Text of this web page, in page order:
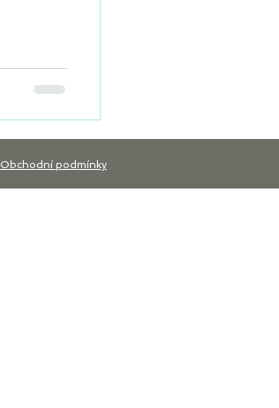
Obchodní podmínky